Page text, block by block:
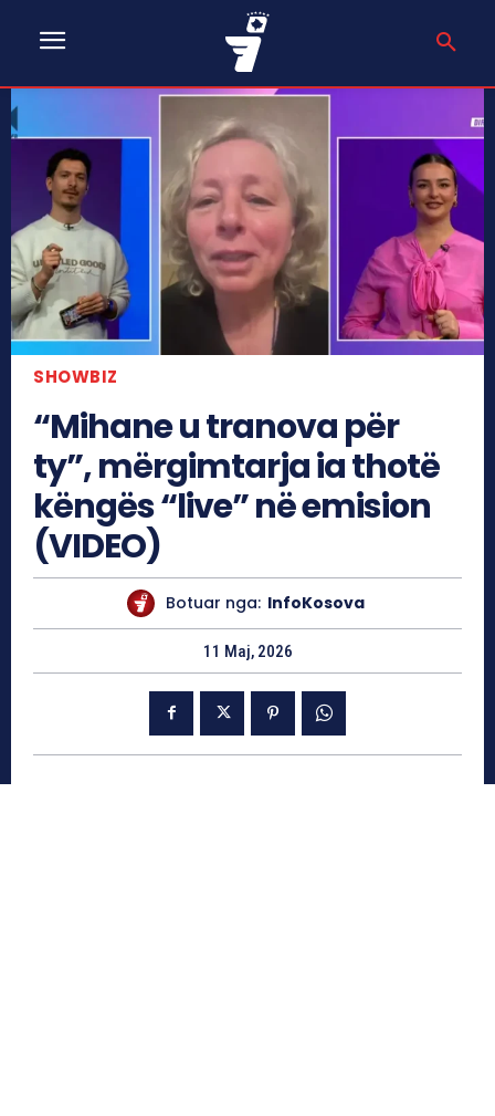
SHOWBIZ
“Mihane u tranova për
ty”, mërgimtarja ia thotë
këngës “live” në emision
(VIDEO)
Botuar nga: InfoKosova
11 Maj, 2026